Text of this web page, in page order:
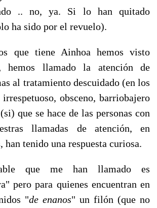
.. no, ya. Si lo han quitado
ha sido por el revuelo).
que tiene Ainhoa hemos visto
hemos llamado la atención de
al tratamiento descuidado (en los
obsceno, barriobajero
que se hace de las personas con
llamadas de atención, en
han tenido una respuesta curiosa.
que me han llamado es
pero para quienes encuentran en
"de enanos" un filón (que no